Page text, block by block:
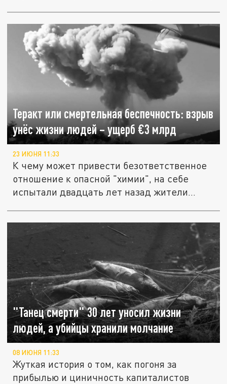
Теракт или смертельная беспечность: взрыв
унёс жизни людей – ущерб €3 млрд
23 ИЮНЯ 11:33
К чему может привести безответственное
отношение к опасной "химии", на себе
испытали двадцать лет назад жители...
"Танец смерти" 30 лет уносил жизни
людей, а убийцы хранили молчание
08 ИЮНЯ 11:33
Жуткая история о том, как погоня за
прибылью и циничность капиталистов